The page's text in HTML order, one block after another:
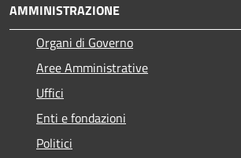
AMMINISTRAZIONE
Organi di Governo
Aree Amministrative
Uffici
Enti e fondazioni
Politici